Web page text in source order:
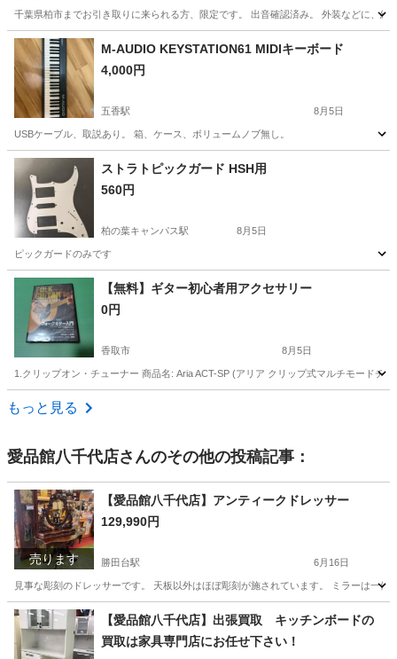
千葉県柏市までお引き取りに来られる方、限定です。 出音確認済み。 外装などに、
千葉 柏市
M-AUDIO KEYSTATION61 MIDIキーボード
4,000円
五香駅 8月5日
USBケーブル、取説あり。 箱、ケース、ボリュームノブ無し。
千葉 松戸市 五香駅 MIDI関連機器 キーボード
ストラトピックガード HSH用
560円
柏の葉キャンパス駅 8月5日
ピックガードのみです
千葉 柏市 柏の葉キャンパス駅 弦楽器、ギター
【無料】ギター初心者用アクセサリー
0円
香取市 8月5日
1.クリップオン・チューナー 商品名: Aria ACT-SP (アリア クリップ式マルチモードチ
千葉 香取市
もっと見る
愛品館八千代店さんのその他の投稿記事：
売ります
【愛品館八千代店】アンティークドレッサー
129,990円
勝田台駅 6月16日
見事な彫刻のドレッサーです。 天板以外はほぼ彫刻が施されています。 ミラーは一
千葉 八千代市 勝田台駅 ドレッサー 商品
【愛品館八千代店】出張買取 キッチンボードの
買取は家具専門店にお任せ下さい！